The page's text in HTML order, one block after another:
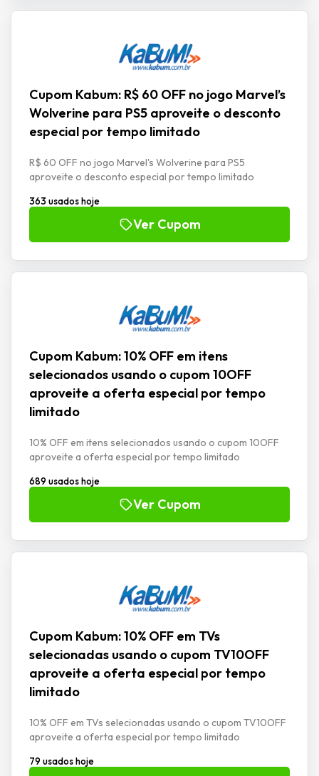
Cupom Kabum: R$ 60 OFF no jogo Marvel’s
Wolverine para PS5 aproveite o desconto
especial por tempo limitado
R$ 60 OFF no jogo Marvel's Wolverine para PS5
aproveite o desconto especial por tempo limitado
363 usados hoje
Ver Cupom
Cupom Kabum: 10% OFF em itens
selecionados usando o cupom 10OFF
aproveite a oferta especial por tempo
limitado
10% OFF em itens selecionados usando o cupom 10OFF
aproveite a oferta especial por tempo limitado
689 usados hoje
Ver Cupom
Cupom Kabum: 10% OFF em TVs
selecionadas usando o cupom TV10OFF
aproveite a oferta especial por tempo
limitado
10% OFF em TVs selecionadas usando o cupom TV10OFF
aproveite a oferta especial por tempo limitado
79 usados hoje